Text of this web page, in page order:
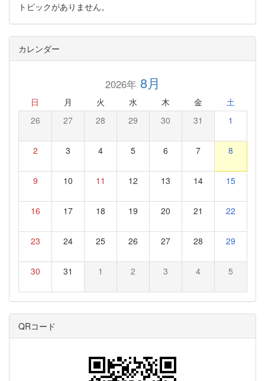
トピックがありません。
カレンダー
2026年8月
日 月 火 水 木 金 土
26 27 28 29 30 31 1
2 3 4 5 6 7 8
9 10 11 12 13 14 15
16 17 18 19 20 21 22
23 24 25 26 27 28 29
30 31 1 2 3 4 5
QRコード